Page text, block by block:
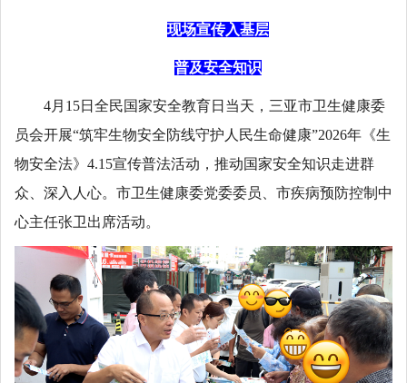
现场宣传入基层
普及安全知识
4月15日全民国家安全教育日当天，三亚市卫生健康委
员会开展“筑牢生物安全防线守护人民生命健康”2026年《生
物安全法》4.15宣传普法活动，推动国家安全知识走进群
众、深入人心。市卫生健康委党委委员、市疾病预防控制中
心主任张卫出席活动。